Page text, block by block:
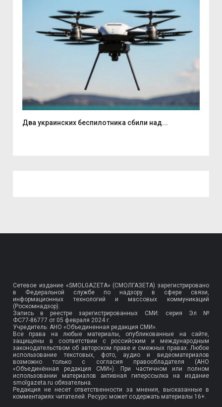
Два украинских беспилотника сбили над...
Сетевое издание «SMOLGAZETA» (СМОЛГАЗЕТА) зарегистрировано
в Федеральной службе по надзору в сфере связи,
информационных технологий и массовых коммуникаций
(Роскомнадзор).
Запись в реестре зарегистрированных СМИ: серия Эл №
ФС77-86777 от 05 февраля 2024 г.
Учредитель: АНО «Объединенная редакция СМИ».
Все права на любые материалы, опубликованные на сайте,
защищены в соответствии с российским и международным
законодательством об авторском праве и смежных правах. Любое
использование текстовых, фото, аудио и видеоматериалов
возможно только с согласия правообладателя (АНО
«Объединённая редакция СМИ»). При частичном или полном
использовании материалов активная гиперссылка на издание
smolgazeta.ru обязательна.
Редакция не несет ответственности за мнения, высказанные в
комментариях читателей. Ресурс может содержать материалы 16+.